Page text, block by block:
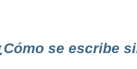
se escribe